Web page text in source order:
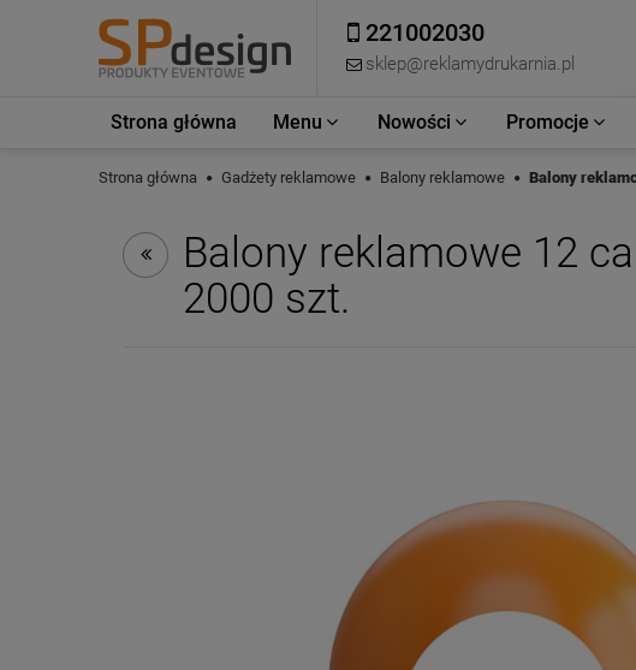
221002030
sklep@reklamydrukarnia.pl
Strona główna Menu Nowości Promocje
Strona główna Gadżety reklamowe Balony reklamowe Balony
Balony reklamowe 12
2000 szt.